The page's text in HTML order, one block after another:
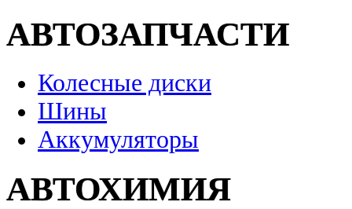
АВТОЗАПЧАСТИ
Колесные диски
Шины
Аккумуляторы
АВТОХИМИЯ